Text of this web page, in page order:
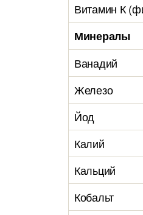
Витамин К
Минералы
Ванадий
Железо
Йод
Калий
Кальций
Кобальт